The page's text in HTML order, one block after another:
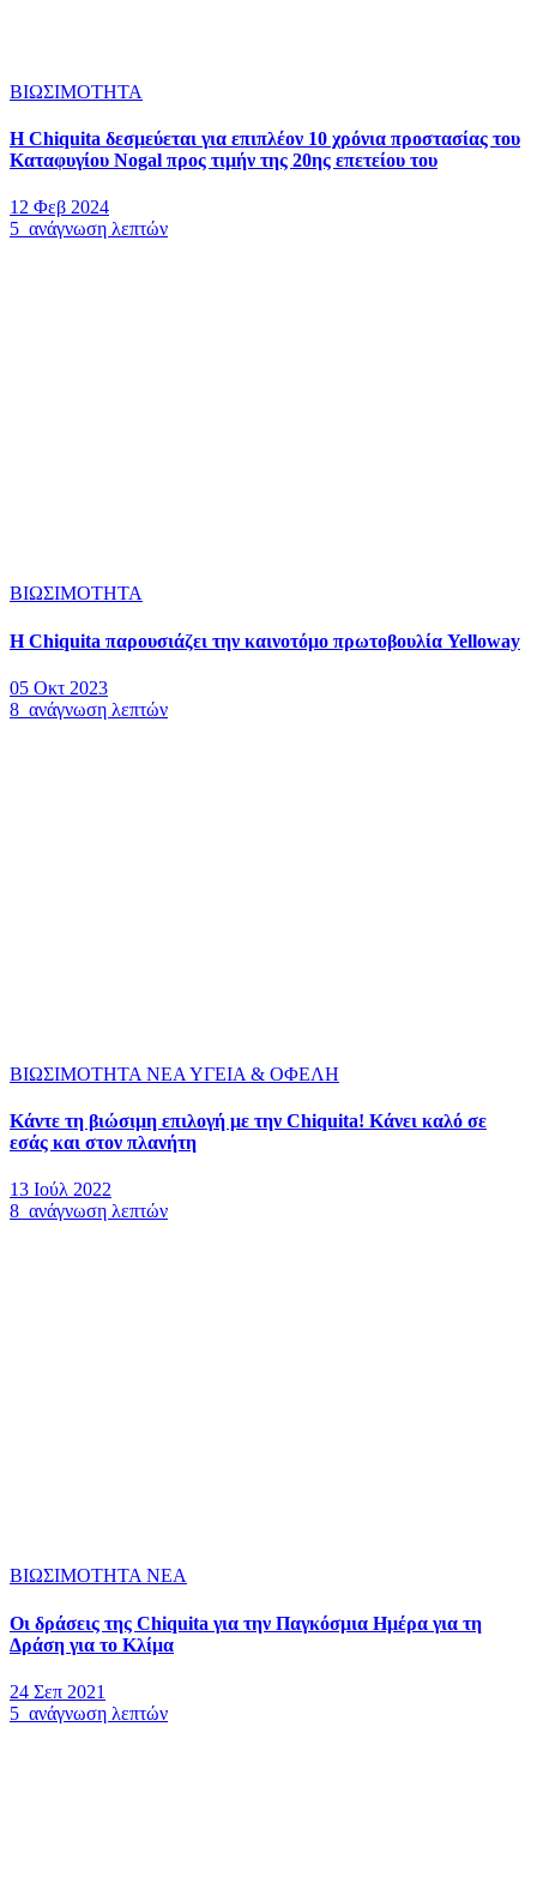
ΒΙΩΣΙΜΟΤΗΤΑ
Η Chiquita δεσμεύεται για επιπλέον 10 χρόνια προστασίας του
Καταφυγίου Nogal προς τιμήν της 20ης επετείου του
12 Φεβ 2024
5 ανάγνωση λεπτών
ΒΙΩΣΙΜΟΤΗΤΑ
Η Chiquita παρουσιάζει την καινοτόμο πρωτοβουλία Yelloway
05 Οκτ 2023
8 ανάγνωση λεπτών
ΒΙΩΣΙΜΟΤΗΤΑ ΝΕΑ ΥΓΕΙΑ & ΟΦΕΛΗ
Κάντε τη βιώσιμη επιλογή με την Chiquita! Κάνει καλό σε
εσάς και στον πλανήτη
13 Ιούλ 2022
8 ανάγνωση λεπτών
ΒΙΩΣΙΜΟΤΗΤΑ ΝΕΑ
Οι δράσεις της Chiquita για την Παγκόσμια Ημέρα για τη
Δράση για το Κλίμα
24 Σεπ 2021
5 ανάγνωση λεπτών